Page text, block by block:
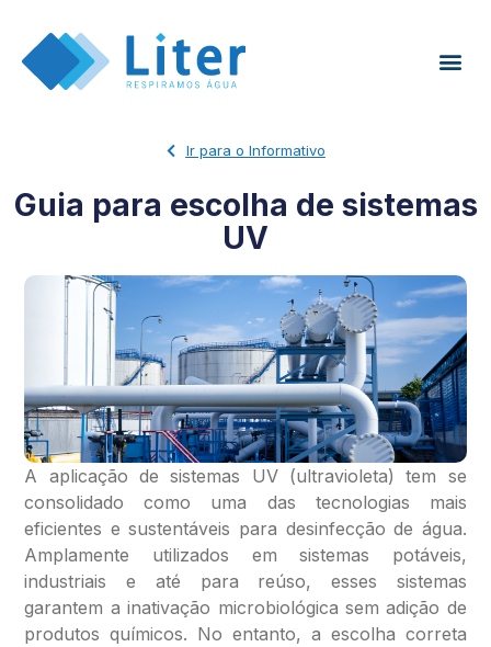
Ir para o Informativo
Guia para escolha de sistemas
UV
A aplicação de sistemas UV (ultravioleta) tem se
consolidado como uma das tecnologias mais
eficientes e sustentáveis para desinfecção de água.
Amplamente utilizados em sistemas potáveis,
industriais e até para reúso, esses sistemas
garantem a inativação microbiológica sem adição de
produtos químicos. No entanto, a escolha correta